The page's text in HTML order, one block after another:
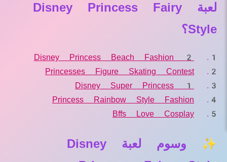
لعبة Disney Princess Fairy
Style؟
Disney Princess Beach Fashion 2
Princesses Figure Skating Contest
Disney Super Princess 1
Princess Rainbow Style Fashion
Bffs Love Cosplay
✨ وسوم لعبة Disney